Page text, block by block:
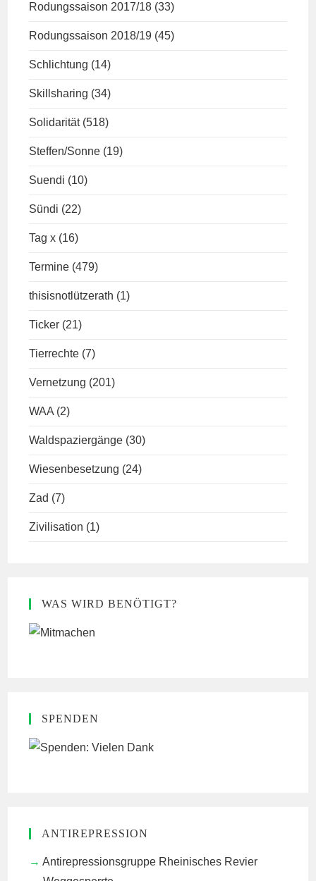
Rodungssaison 2017/18 (33)
Rodungssaison 2018/19 (45)
Schlichtung (14)
Skillsharing (34)
Solidarität (518)
Steffen/Sonne (19)
Suendi (10)
Sündi (22)
Tag x (16)
Termine (479)
thisisnotlützerath (1)
Ticker (21)
Tierrechte (7)
Vernetzung (201)
WAA (2)
Waldspaziergänge (30)
Wiesenbesetzung (24)
Zad (7)
Zivilisation (1)
WAS WIRD BENÖTIGT?
SPENDEN
ANTIREPRESSION
Antirepressionsgruppe Rheinisches Revier